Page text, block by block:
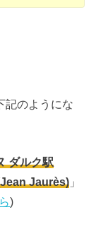
記のようにな
ダルク駅
Jaurès) 」
)